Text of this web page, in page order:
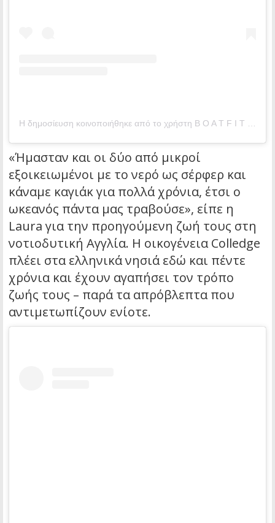
«Ήμασταν και οι δύο από μικροί
εξοικειωμένοι με το νερό ως σέρφερ και
κάναμε καγιάκ για πολλά χρόνια, έτσι ο
ωκεανός πάντα μας τραβούσε», είπε η
Laura για την προηγούμενη ζωή τους στη
νοτιοδυτική Αγγλία. Η οικογένεια Colledge
πλέει στα ελληνικά νησιά εδώ και πέντε
χρόνια και έχουν αγαπήσει τον τρόπο
ζωής τους – παρά τα απρόβλεπτα που
αντιμετωπίζουν ενίοτε.